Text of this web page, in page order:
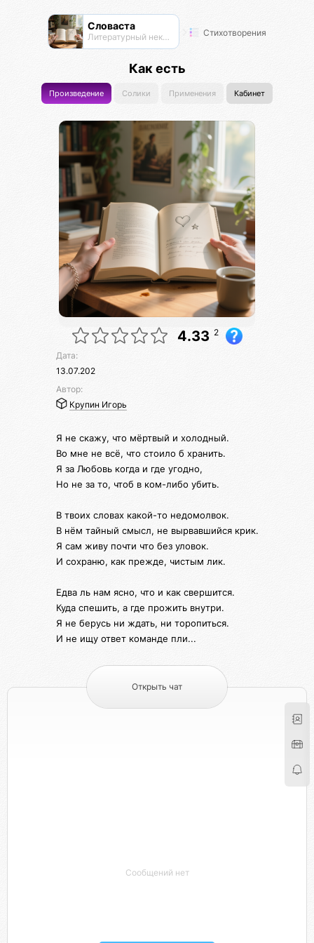
Словаста
Литературный нексус Стихотворения
Как есть
Произведение Солики Применения Кабинет
4.33 2
Дата:
13.07.202
Автор:
Крупин Игорь
Я не скажу, что мёртвый и холодный.
Во мне не всё, что стоило б хранить.
Я за Любовь когда и где угодно,
Но не за то, чтоб в ком-либо убить.
В твоих словах какой-то недомолвок.
В нём тайный смысл, не вырвавшийся крик.
Я сам живу почти что без уловок.
И сохраню, как прежде, чистым лик.
Едва ль нам ясно, что и как свершится.
Куда спешить, а где прожить внутри.
Я не берусь ни ждать, ни торопиться.
И не ищу ответ команде пли...
Открыть чат
Сообщений нет